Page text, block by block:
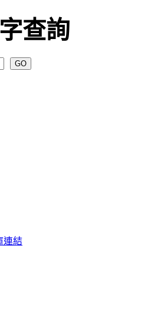
查詢
連結